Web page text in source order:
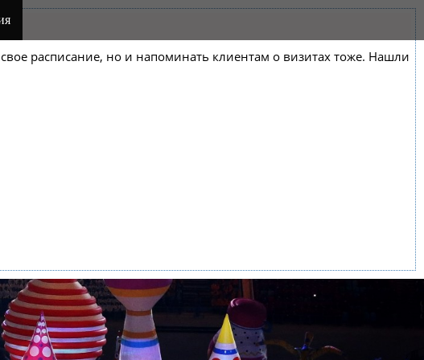
расписание, но и напоминать клиентам о визитах тоже. Нашли